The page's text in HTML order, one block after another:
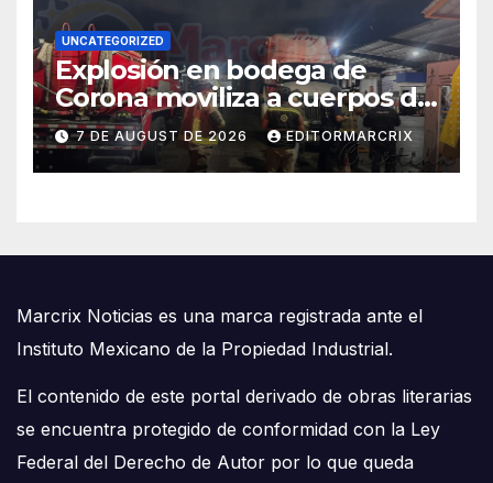
UNCATEGORIZED
Explosión en bodega de
Corona moviliza a cuerpos de
emergencia en Cancún
7 DE AUGUST DE 2026 EDITORMARCRIX
Marcrix Noticias es una marca registrada ante el
Instituto Mexicano de la Propiedad Industrial.
El contenido de este portal derivado de obras literarias
se encuentra protegido de conformidad con la Ley
Federal del Derecho de Autor por lo que queda